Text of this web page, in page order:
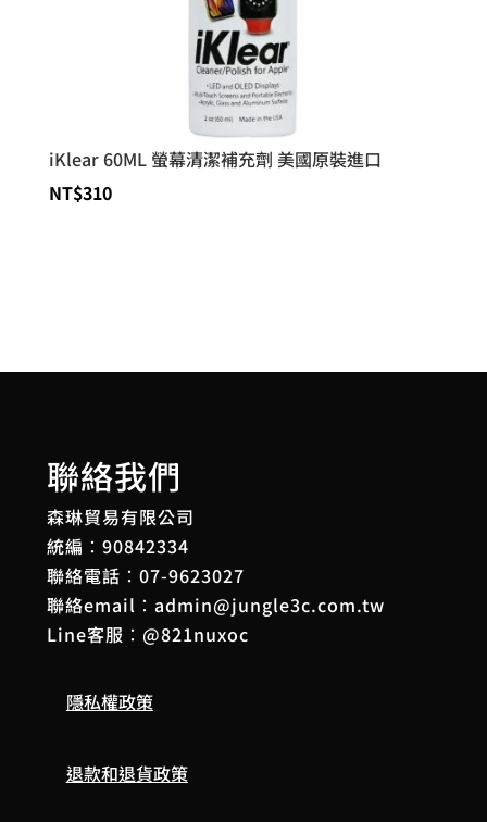
iKlear 60ML 螢幕清潔補充劑 美國原裝進口
NT$310
聯絡我們
森琳貿易有限公司
統編：90842334
聯絡電話： 07-9623027
聯絡email： admin@jungle3c.com.tw
Line客服： @821nuxoc
隱私權政策
退款和退貨政策